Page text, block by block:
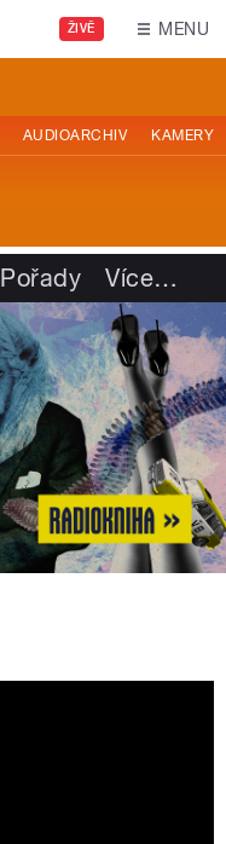
ŽIVĚ MENU
AUDIOARCHIV KAMERY
Pořady Více…